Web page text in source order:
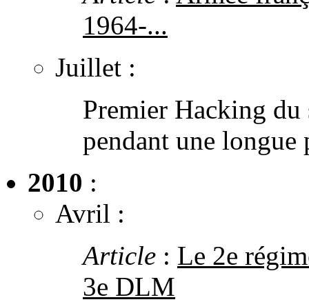
1964-...
Juillet :
Premier Hacking
pendant une longue
2010 :
Avril :
Article : Le 2e
3e DLM